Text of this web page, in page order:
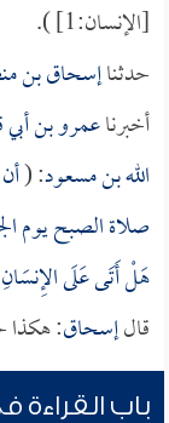
[الإنسان:1] ).
حدثناإسحاق بن
أخبرناعمرو بن
الله بن مسعود: (
صلاة الصبح يوم
هَلْ أَتَى عَلَى الإِنسَانِ
قالإسحاق: هكذا
باب القراءة